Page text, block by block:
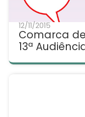
12/11/2015
Comarca
13ª